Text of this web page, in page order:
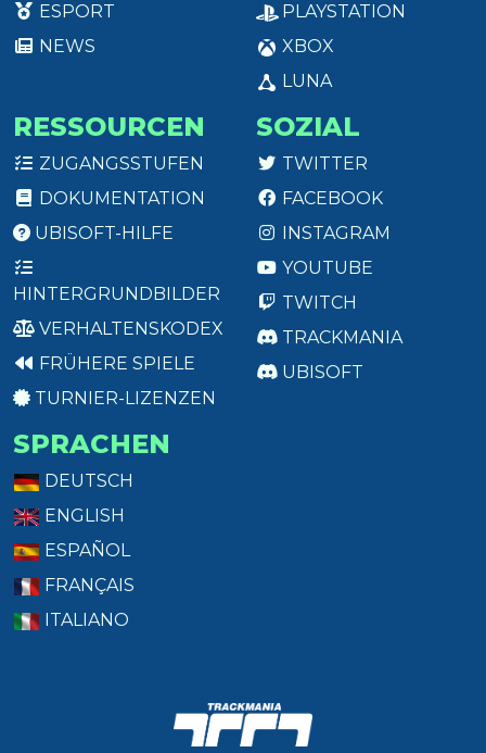
ESPORT
NEWS
PLAYSTATION
XBOX
LUNA
RESSOURCEN
ZUGANGSSTUFEN
DOKUMENTATION
UBISOFT-HILFE
HINTERGRUNDBILDER
VERHALTENSKODEX
FRÜHERE SPIELE
TURNIER-LIZENZEN
SOZIAL
TWITTER
FACEBOOK
INSTAGRAM
YOUTUBE
TWITCH
TRACKMANIA
UBISOFT
SPRACHEN
DEUTSCH
ENGLISH
ESPAÑOL
FRANÇAIS
ITALIANO